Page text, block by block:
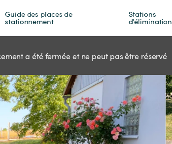
Guide des places de
stationnement
Stations
d'élimination
a été fermée et ne peut pas être réservé